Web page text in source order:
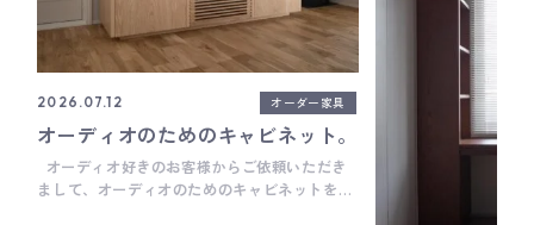
2026.07.12 オーダー家具
オーディオのためのキャビネット。
オーディオ好きのお客様からご依頼いただき
まして、オーディオのためのキャビネットを製